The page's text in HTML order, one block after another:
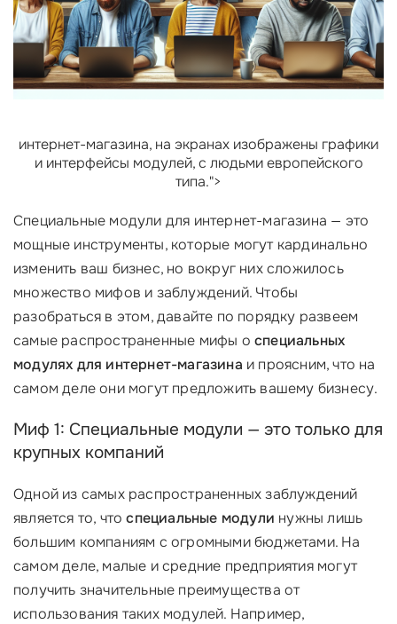
интернет-магазина, на экранах изображены графики
и интерфейсы модулей, с людьми европейского
типа.">
Специальные модули для интернет-магазина — это
мощные инструменты, которые могут кардинально
изменить ваш бизнес, но вокруг них сложилось
множество мифов и заблуждений. Чтобы
разобраться в этом, давайте по порядку развеем
самые распространенные мифы оспециальных
модулях для интернет-магазина и проясним, что на
самом деле они могут предложить вашему бизнесу.
Миф 1: Специальные модули — это только для
крупных компаний
Одной из самых распространенных заблуждений
является то, чтоспециальные модули нужны лишь
большим компаниям с огромными бюджетами. На
самом деле, малые и средние предприятия могут
получить значительные преимущества от
использования таких модулей. Например,